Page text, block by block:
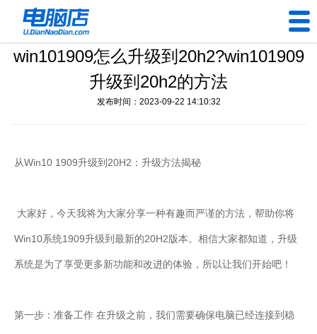
U盘工具
win101909怎么升级到20h2?win101909
升级到20h2的方法
发布时间：2023-09-22 14:10:32
从Win10 1909升级到20H2：升级方法揭秘
大家好，今天我将为大家分享一种有趣而严谨的方法，帮助你将
Win10系统1909升级到最新的20H2版本。相信大家都知道，升级
系统是为了享受更多新功能和改进的体验，所以让我们开始吧！
第一步：准备工作 在升级之前，我们需要确保电脑已经连接到稳